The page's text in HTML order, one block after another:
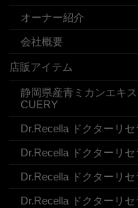
オーナー紹介
会社概要
店販アイテム
静岡県産青ミカンエキ
CUERY
Dr.Recella ドクターリ
Dr.Recella ドクターリ
Dr.Recella ドクターリ
Dr.Recella ドクターリ